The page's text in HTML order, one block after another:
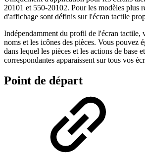
20101 et 550-20102. Pour les modèles plus
d'affichage sont définis sur l'écran tactile
Indépendamment du profil de l'écran tactile,
noms et les icônes des pièces. Vous pouvez
dans lequel les pièces et les actions de base
correspondantes apparaissent sur tous vos
Point de départ